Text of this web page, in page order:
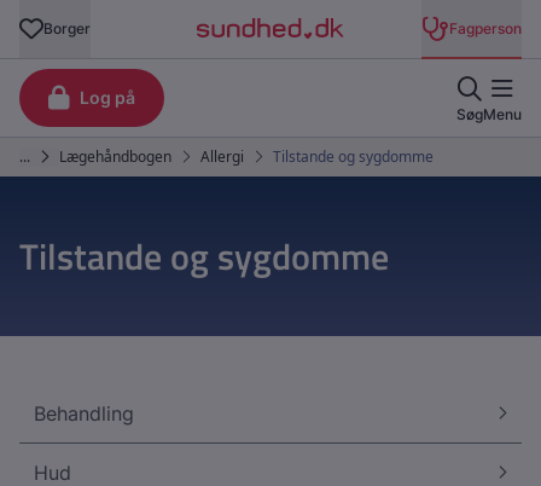
Tilstande og sygdomme
Behandling
Hud